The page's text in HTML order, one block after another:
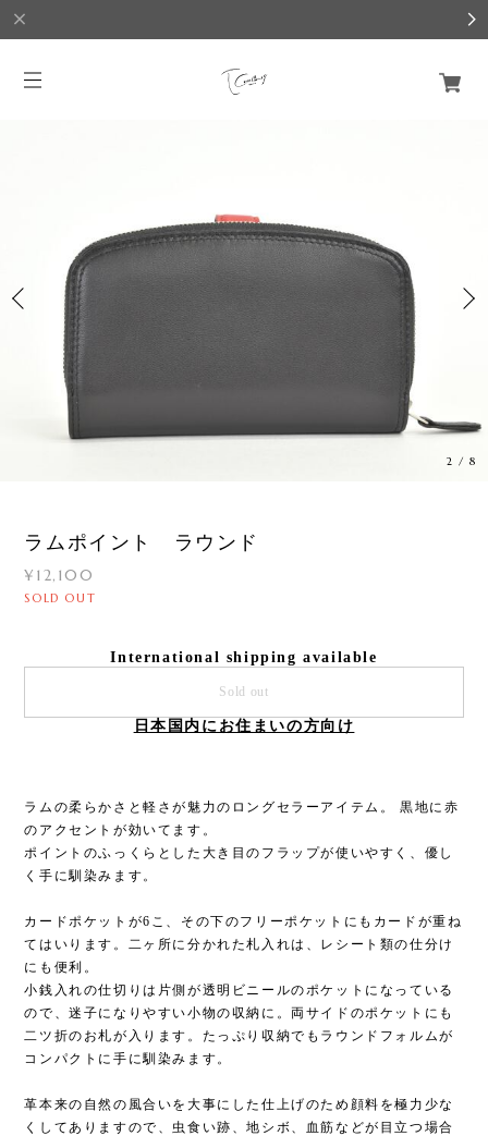
3 /8
ラムポイント ラウンド
¥12,100
SOLD OUT
International shipping available
Sold out
日本国内にお住まいの方向け
ラムの柔らかさと軽さが魅力のロングセラーアイテム。 黒地に赤
のアクセントが効いてます。
ポイントのふっくらとした大き目のフラップが使いやすく、優し
く手に馴染みます。
カードポケットが6こ、その下のフリーポケットにもカードが重ね
てはいります。二ヶ所に分かれた札入れは、レシート類の仕分け
にも便利。
小銭入れの仕切りは片側が透明ビニールのポケットになっている
ので、迷子になりやすい小物の収納に。両サイドのポケットにも
二ツ折のお札が入ります。たっぷり収納でもラウンドフォルムが
コンパクトに手に馴染みます。
革本来の自然の風合いを大事にした仕上げのため顔料を極力少な
くしてありますので、虫食い跡、地シボ、血筋などが目立つ場合